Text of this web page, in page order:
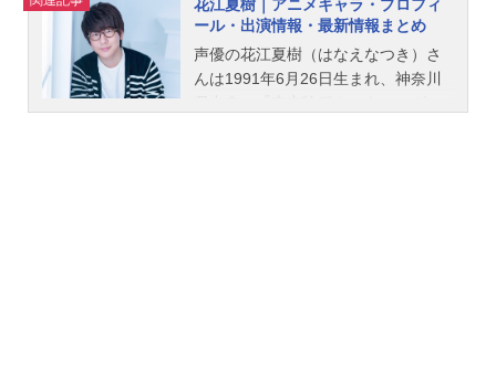
セブン』の七瀬陸役など、人気作品
のキャラクターを多く演じていま
す。こちらでは、小野賢章さんのオ
ススメ記事をご紹介！
花江夏樹｜アニメキャラ・プロフィ
ール・出演情報・最新情報まとめ
声優の花江夏樹（はなえなつき）さ
んは1991年6月26日生まれ、神奈川